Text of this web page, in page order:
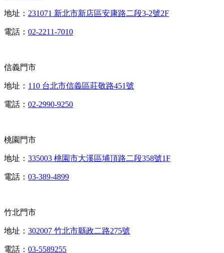
地址： 231071 新北市新店區安康路二段3-2號2F
電話： 02-2211-7010
信義門市
地址： 110 台北市信義區莊敬路451號
電話： 02-2990-9250
桃園門市
地址： 335003 桃園市大溪區埔頂路二段358號1F
電話： 03-389-4899
竹北門市
地址： 302007 竹北市縣政二路275號
電話： 03-5589255